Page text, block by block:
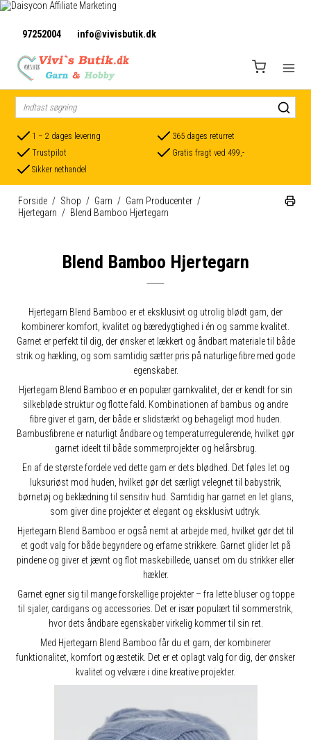
97252004 info@vivisbutik.dk
1 – 2 dages levering
365 dages returret
Trustpilot
Gratis fragt ved 499,-
Sikker nethandel
Forside / Shop / Garn / Garn Producenter /
Hjertegarn / Blend Bamboo Hjertegarn
Blend Bamboo Hjertegarn
Hjertegarn Blend Bamboo er et eksklusivt og utrolig blødt garn, der
kombinerer komfort, kvalitet og bæredygtighed i én og samme kvalitet.
Garnet er perfekt til dig, der ønsker et lækkert og åndbart materiale til både
strik og hækling, og som samtidig sætter pris på naturlige fibre med gode
egenskaber.
Hjertegarn Blend Bamboo er en populær garnkvalitet, der er kendt for sin
silkebløde struktur og flotte fald. Kombinationen af bambus og andre
fibre giver et garn, der både er slidstærkt og behageligt mod huden.
Bambusfibrene er naturligt åndbare og temperaturregulerende, hvilket gør
garnet ideelt til både sommerprojekter og helårsbrug.
En af de største fordele ved dette garn er dets blødhed. Det føles let og
luksuriøst mod huden, hvilket gør det særligt velegnet til babystrik,
børnetøj og beklædning til sensitiv hud. Samtidig har garnet en let glans,
som giver dine projekter et elegant og eksklusivt udtryk.
Hjertegarn Blend Bamboo er også nemt at arbejde med, hvilket gør det til
et godt valg for både begyndere og erfarne strikkere. Garnet glider let på
pindene og giver et jævnt og flot maskebillede, uanset om du strikker eller
hækler.
Garnet egner sig til mange forskellige projekter – fra lette bluser og toppe
til sjaler, cardigans og accessories. Det er især populært til sommerstrik,
hvor dets åndbare egenskaber virkelig kommer til sin ret.
Med Hjertegarn Blend Bamboo får du et garn, der kombinerer
funktionalitet, komfort og æstetik. Det er et oplagt valg for dig, der ønsker
kvalitet og velvære i dine kreative projekter.